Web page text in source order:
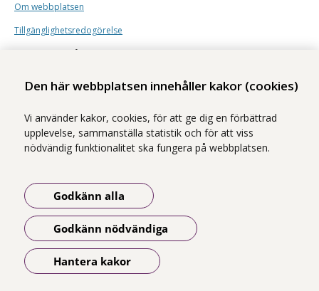
Den här webbplatsen innehåller kakor (cookies)
Vi använder kakor, cookies, för att ge dig en förbättrad
upplevelse, sammanställa statistik och för att viss
nödvändig funktionalitet ska fungera på webbplatsen.
Godkänn alla
Godkänn nödvändiga
Hantera kakor
Om webbplatsen
Tillgänglighetsredogörelse
Illustrationer från